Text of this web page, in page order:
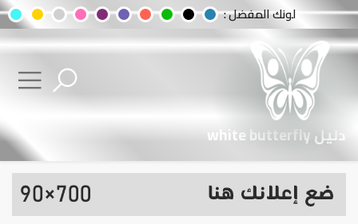
لونك المفضل :
دليل white butterfly